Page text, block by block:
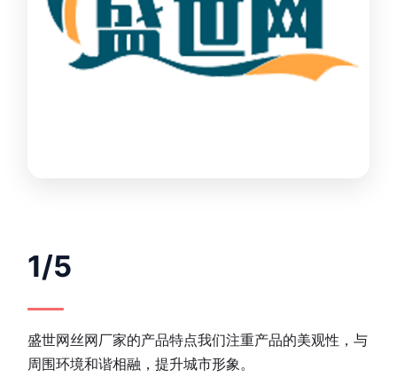
1/5
盛世网丝网厂家的产品特点我们注重产品的美观性，与
周围环境和谐相融，提升城市形象。